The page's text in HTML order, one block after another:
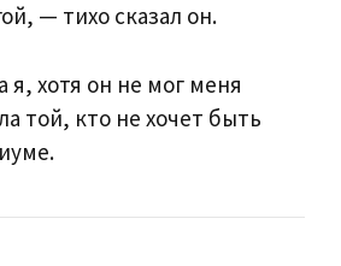
— тихо сказал он.
хотя он не мог меня
той, кто не хочет быть